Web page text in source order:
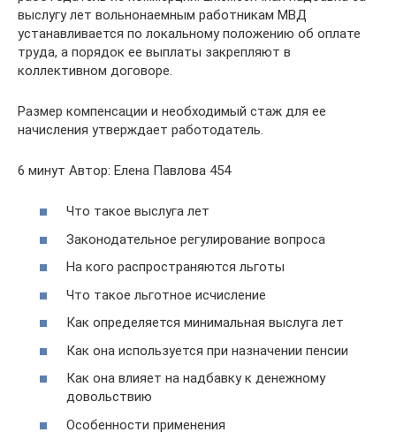
выслугу лет вольнонаемным работникам МВД
устанавливается по локальному положению об оплате
труда, а порядок ее выплаты закрепляют в
коллективном договоре.
Размер компенсации и необходимый стаж для ее
начисления утверждает работодатель.
6 минут Автор: Елена Павлова 454
Что такое выслуга лет
Законодательное регулирование вопроса
На кого распространяются льготы
Что такое льготное исчисление
Как определяется минимальная выслуга лет
Как она используется при назначении пенсии
Как она влияет на надбавку к денежному
довольствию
Особенности применения